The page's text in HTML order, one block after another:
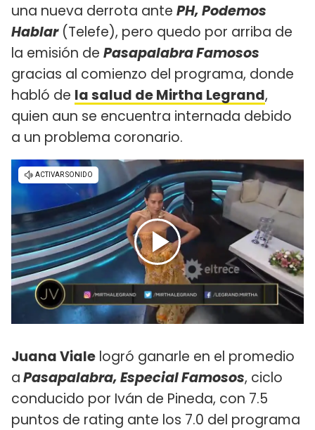
una nueva derrota ante PH, Podemos
Hablar(Telefe), pero quedo por arriba de
la emisión de Pasapalabra Famosos
gracias al comienzo del programa, donde
habló de la salud de Mirtha Legrand,
quien aun se encuentra internada debido
a un problema coronario.
Juana Viale logró ganarle en el promedio
aPasapalabra, Especial Famosos, ciclo
conducido por Iván de Pineda, con 7.5
puntos de rating ante los 7.0 del programa